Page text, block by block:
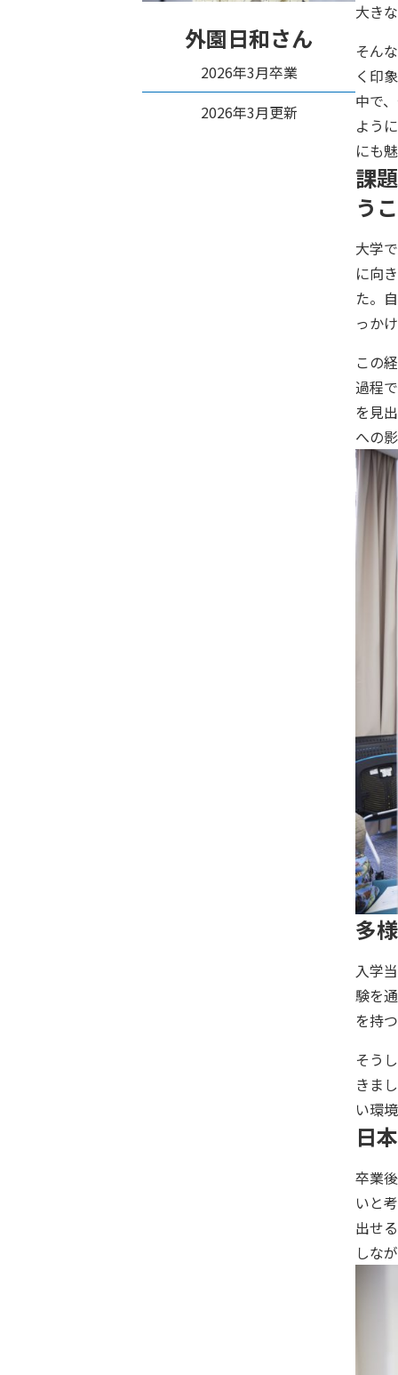
外園日和さん
2026年3月卒業
2026年3月更新
大き
そん
く印
中で
よう
にも
課
う
大学
に向
た。
っか
この
過程
を見
への
多
入学
験を
を持
そう
きま
い環
日
卒業
いと
出せ
しな